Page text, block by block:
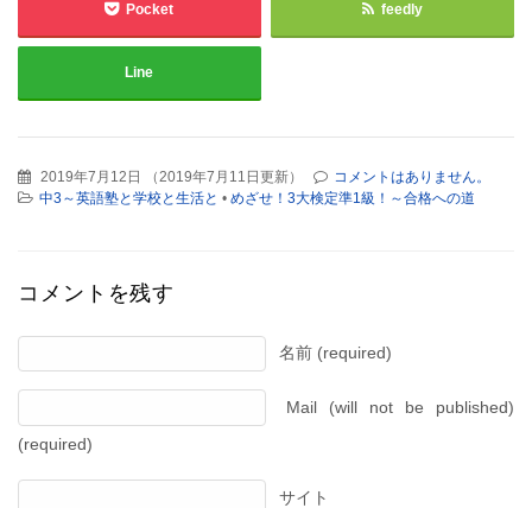
Pocket feedly
Line
2019年7月12日 （2019年7月11日更新）
コメントはありません。
中3～英語塾と学校と生活と • めざせ！3大検定準1級！～合格への道
コメントを残す
名前 (required)
Mail (will not be published)
(required)
サイト